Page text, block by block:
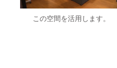
この空間を活用します。